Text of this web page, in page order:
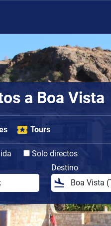
a Boa Vista
Tours
Solo directos
Destino